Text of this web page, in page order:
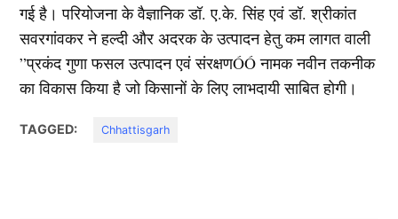
गई है। परियोजना के वैज्ञानिक डॉ. ए.के. सिंह एवं डॉ. श्रीकांत
सवरगांवकर ने हल्दी और अदरक के उत्पादन हेतु कम लागत वाली
”प्रकंद गुणा फसल उत्पादन एवं संरक्षणÓÓ नामक नवीन तकनीक
का विकास किया है जो किसानों के लिए लाभदायी साबित होगी।
TAGGED: Chhattisgarh